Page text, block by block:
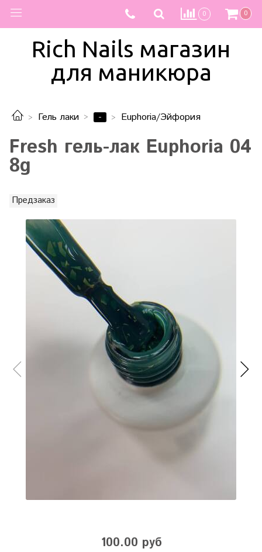
0 0
Rich Nails магазин
для маникюра
Гель лаки - Euphoria/Эйфория
Fresh гель-лак Euphoria 04
8g
Предзаказ
100.00 руб